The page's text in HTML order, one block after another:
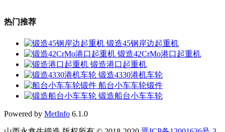
热门推荐
锻造45钢岸边起重机
锻造42CrMo港口起重机
锻造港口起重机
锻造4330港机车轮
船台小车车轮锻件
锻造船台小车车轮
Powered by MetInfo 6.1.0